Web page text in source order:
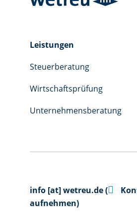
Leistungen
Steuerberatung
Wirtschaftsprüfung
Unternehmensberatung
info [at]wetreu.de(
aufnehmen)